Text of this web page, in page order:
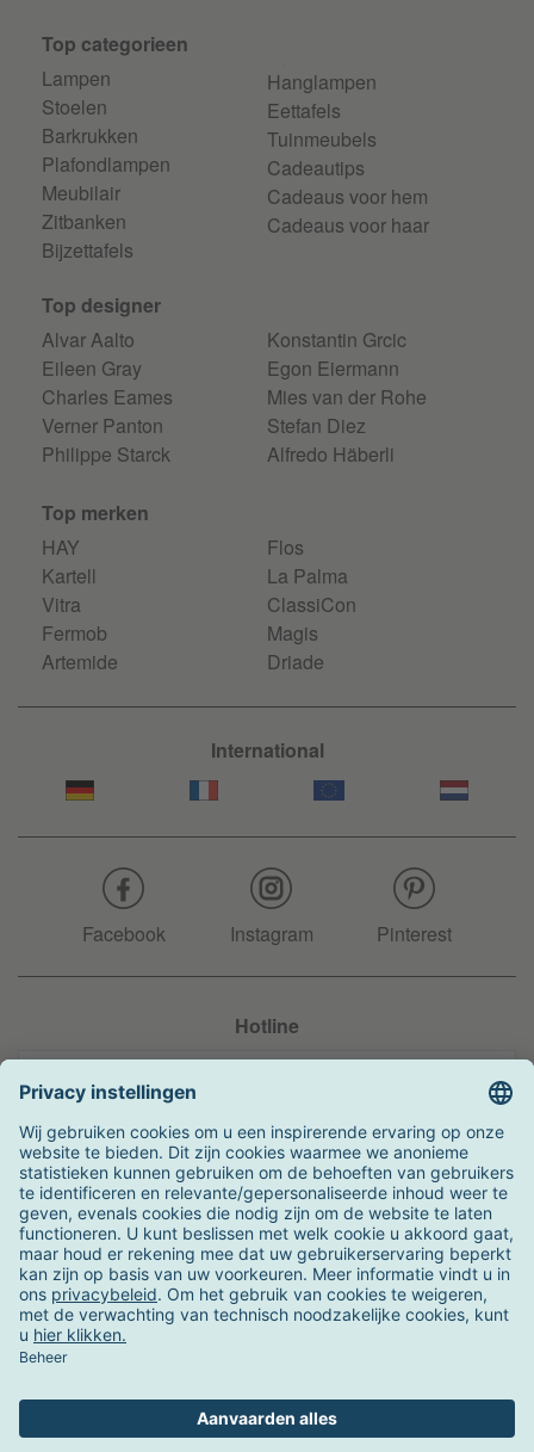
Top categorieen
Lampen
Stoelen
Barkrukken
Plafondlampen
Meubilair
Zitbanken
Bijzettafels
Hanglampen
Eettafels
Tuinmeubels
Cadeautips
Cadeaus voor hem
Cadeaus voor haar
Top designer
Alvar Aalto
Eileen Gray
Charles Eames
Verner Panton
Philippe Starck
Konstantin Grcic
Egon Eiermann
Mies van der Rohe
Stefan Diez
Alfredo Häberli
Top merken
HAY
Kartell
Vitra
Fermob
Artemide
Flos
La Palma
ClassiCon
Magis
Driade
International
Facebook Instagram Pinterest
Hotline
Zo kunt u betalen
Verzending